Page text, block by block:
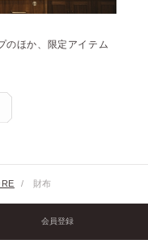
のほか、限定アイテム
/ 財布
会員登録